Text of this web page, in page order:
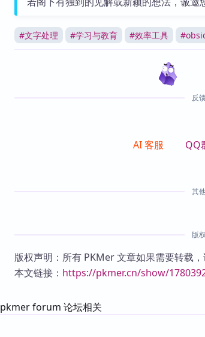
#文字处理 #学习与教育 #效率工具 #
反
AI 客服 QQ
其
版
版权声明：所有 PKMer 文章如果需要转载，
本文链接： https://pkmer.cn/show/
pkmer forum 论坛相关